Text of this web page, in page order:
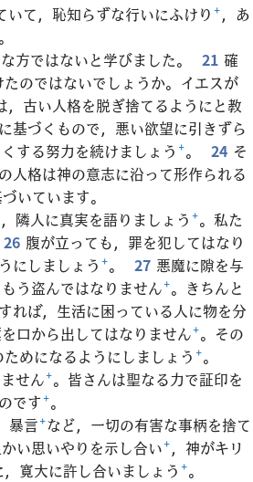
いて，恥知らずな行いにふけり +，あ
。
方ではないと学びました。 21 確
のではないでしょうか。イエスが
，古い人格を脱ぎ捨てるようにと教
基づくもので，悪い欲望に引きずら
する努力を続けましょう +。 24 そ
人格は神の意志に沿って形作られる
いています。
隣人に真実を語りましょう +。私た
26 腹が立っても，罪を犯してはなり
にしましょう +。 27 悪魔に隙を与
う盗んではなりません+。きちんと
れば，生活に困っている人に物を分
口から出してはなりません+。その
めになるようにしましょう +。
せん+。皆さんは聖なる力で証印を
です+。
暴言+など，一切の有害な事柄を捨て
い思いやりを示し合い+，神がキリ
寛大に許し合いましょう +。